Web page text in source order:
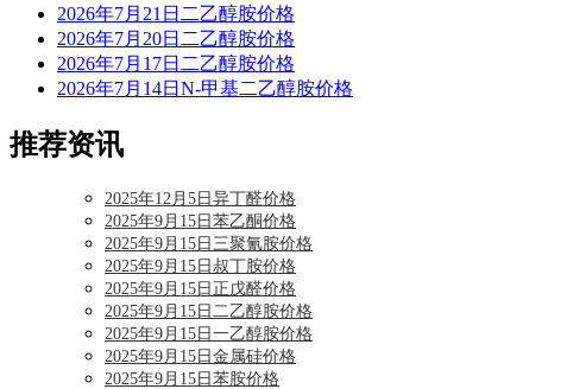
2026年7月21日二乙醇胺价格
2026年7月20日二乙醇胺价格
2026年7月17日二乙醇胺价格
2026年7月14日N-甲基二乙醇胺价格
推荐资讯
2025年12月5日异丁醛价格
2025年9月15日苯乙酮价格
2025年9月15日三聚氰胺价格
2025年9月15日叔丁胺价格
2025年9月15日正戊醛价格
2025年9月15日二乙醇胺价格
2025年9月15日一乙醇胺价格
2025年9月15日金属硅价格
2025年9月15日苯胺价格